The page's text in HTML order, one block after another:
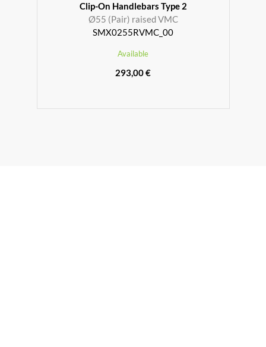
Clip-On Handlebars Type 2
Ø55 (Pair) raised VMC
SMX0255RVMC_00
Available
293,00 €